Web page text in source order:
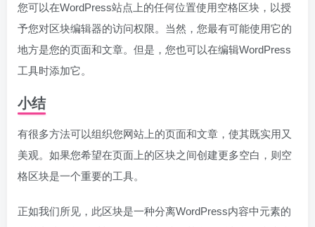
您可以在WordPress站点上的任何位置使用空格区块，以授
予您对区块编辑器的访问权限。当然，您最有可能使用它的
地方是您的页面和文章。但是，您也可以在编辑WordPress
工具时添加它。
小结
有很多方法可以组织您网站上的页面和文章，使其既实用又
美观。如果您希望在页面上的区块之间创建更多空白，则空
格区块是一个重要的工具。
正如我们所见，此区块是一种分离WordPress内容中元素的